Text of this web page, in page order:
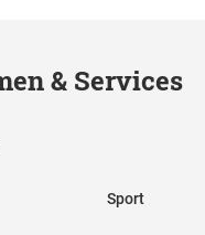
& Services
Sport